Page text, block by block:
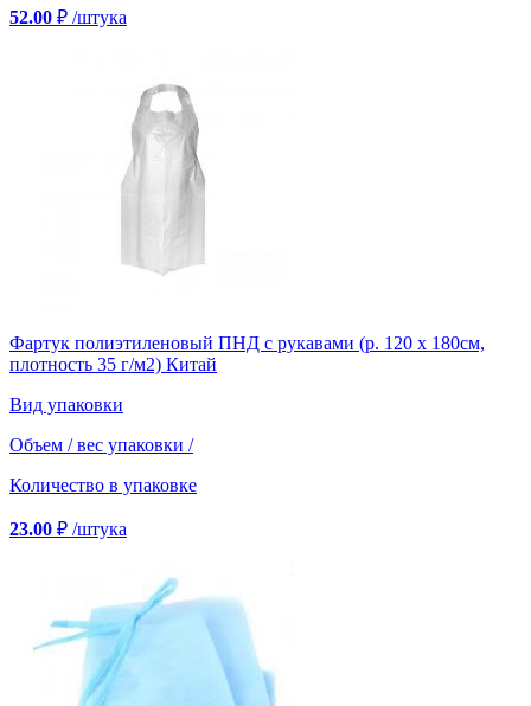
52.00 ₽ /штука
Фартук полиэтиленовый ПНД с рукавами (р. 120 х 180см,
плотность 35 г/м2) Китай
Вид упаковки
Объем / вес упаковки /
Количество в упаковке
23.00 ₽ /штука